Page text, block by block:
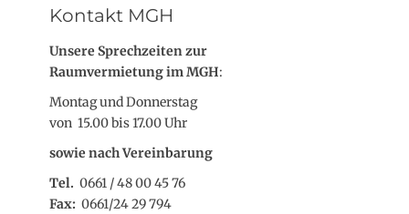
Kontakt MGH
Unsere Sprechzeiten zur
Raumvermietung im MGH:
Montag und Donnerstag
von 15.00 bis 17.00 Uhr
sowie nach Vereinbarung
Tel. 0661 / 48 00 45 76
Fax: 0661/24 29 794